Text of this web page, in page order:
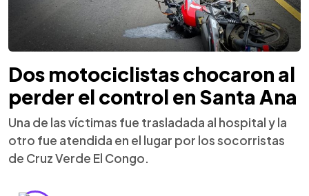
Dos motociclistas chocaron al
perder el control en Santa Ana
Una de las víctimas fue trasladada al hospital y la
otro fue atendida en el lugar por los socorristas
de Cruz Verde El Congo.